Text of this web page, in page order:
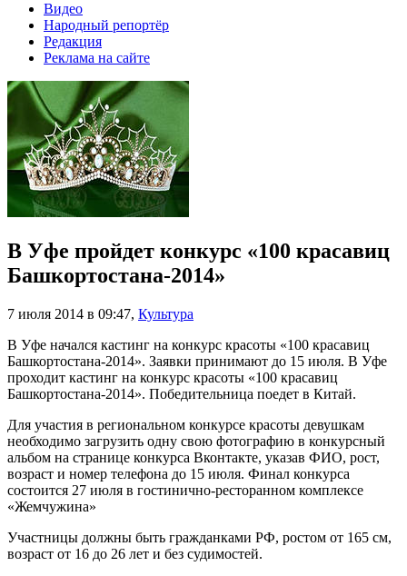
Видео
Народный репортёр
Редакция
Реклама на сайте
В Уфе пройдет конкурс «100 красавиц
Башкортостана-2014»
7 июля 2014 в 09:47, Культура
В Уфе начался кастинг на конкурс красоты «100 красавиц
Башкортостана-2014». Заявки принимают до 15 июля. В Уфе
проходит кастинг на конкурс красоты «100 красавиц
Башкортостана-2014». Победительница поедет в Китай.
Для участия в региональном конкурсе красоты девушкам
необходимо загрузить одну свою фотографию в конкурсный
альбом на странице конкурса Вконтакте, указав ФИО, рост,
возраст и номер телефона до 15 июля. Финал конкурса
состоится 27 июля в гостинично-ресторанном комплексе
«Жемчужина»
Участницы должны быть гражданками РФ, ростом от 165 см,
возраст от 16 до 26 лет и без судимостей.